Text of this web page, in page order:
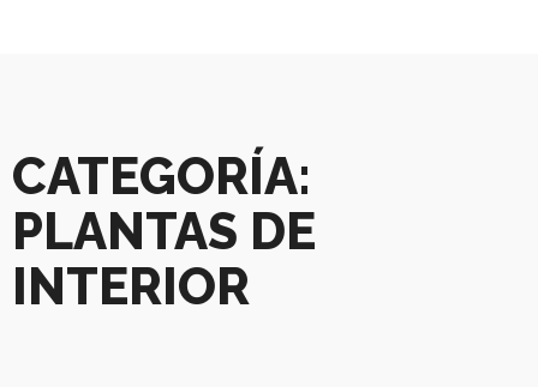
CATEGORÍA:
PLANTAS DE
INTERIOR